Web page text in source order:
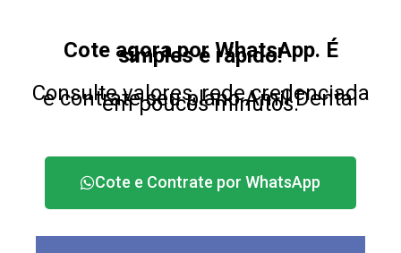
Cote agora por WhatsApp. É
simples e rápido!
Consulte valores, rede credenciada
e contrate seu plano Amil Dental
em poucos minutos.
Cote e Contrate por WhatsApp